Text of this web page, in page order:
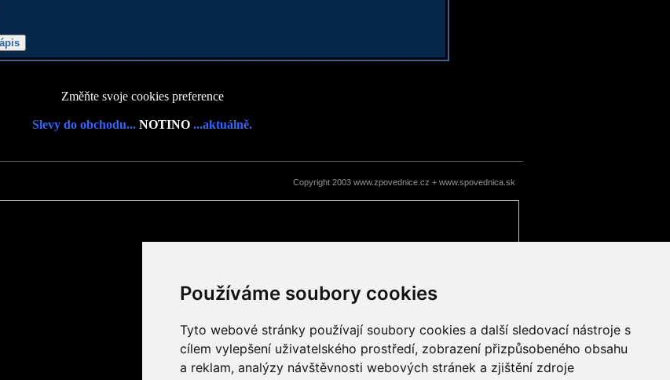
Používáme soubory cookies
Tyto webové stránky používají soubory cookies a další sledovací nástroje s
cílem vylepšení uživatelského prostředí, zobrazení přizpůsobeného obsahu
a reklam, analýzy návštěvnosti webových stránek a zjištění zdroje
Změňte svoje cookies preference
Slevy do obchodu... NOTINO ...aktuálně.
Copyright 2003 www.zpovednice.cz + www.spovednica.sk